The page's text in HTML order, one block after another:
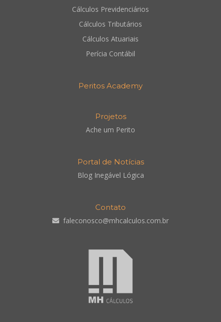
Cálculos Previdenciários
Cálculos Tributários
Cálculos Atuariais
Perícia Contábil
Peritos Academy
Projetos
Ache um Perito
Portal de Notícias
Blog Inegável Lógica
Contato
faleconosco@mhcalculos.com.br